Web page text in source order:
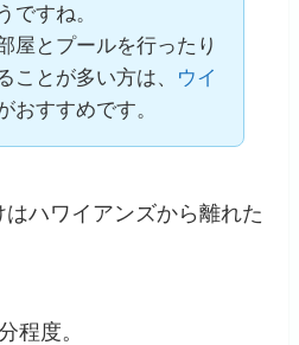
ですね。
屋とプールを行ったり
ことが多い方は、 ウイ
おすすめです。
ハワイアンズから離れた
程度。